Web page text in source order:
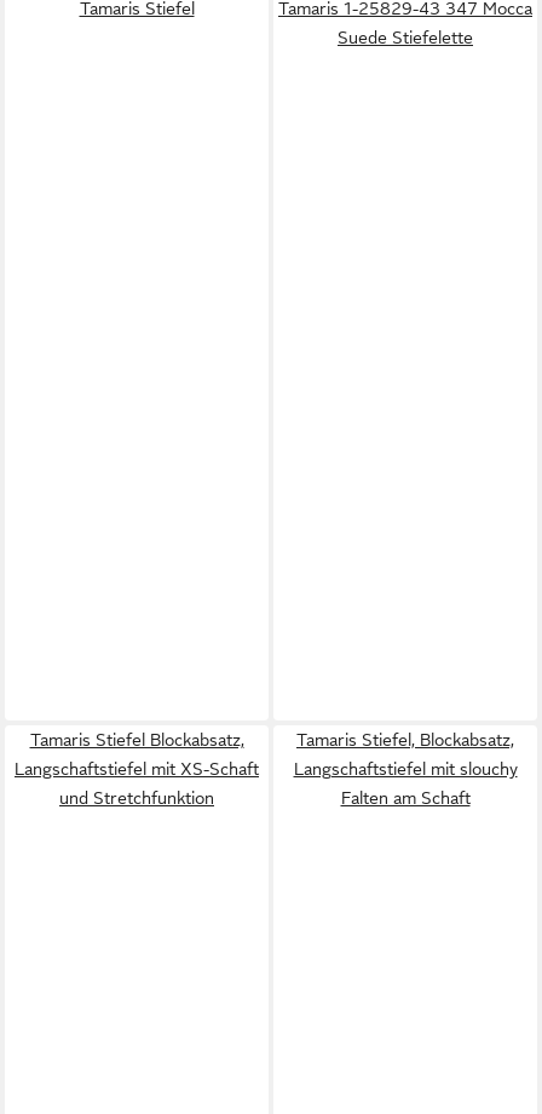
Tamaris Stiefel
Tamaris 1-25829-43 347 Mocca
Suede Stiefelette
Tamaris Stiefel Blockabsatz,
Langschaftstiefel mit XS-Schaft
und Stretchfunktion
Tamaris Stiefel, Blockabsatz,
Langschaftstiefel mit slouchy
Falten am Schaft